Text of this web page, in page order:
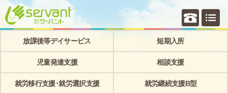
個別相
放課後等デイサービス 短期入所
児童発達支援 相談支援
就労移行支援･就労選択支援 就労継続支援B型